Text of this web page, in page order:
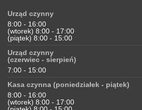
Urząd czynny
8:00 - 16:00
(wtorek) 8:00 - 17:00
(piątek) 8:00 - 15:00
Urząd czynny
(czerwiec - sierpień)
7:00 - 15:00
Kasa czynna (poniedziałek - piątek)
8:00 - 16:00
(wtorek) 8:00 - 17:00